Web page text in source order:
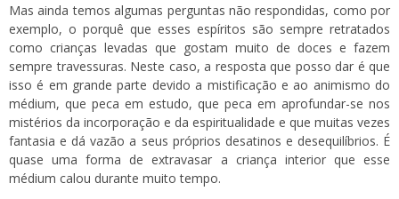
Mas ainda temos algumas perguntas não respondidas, como por
exemplo, o porquê que esses espíritos são sempre retratados
como crianças levadas que gostam muito de doces e fazem
sempre travessuras. Neste caso, a resposta que posso dar é que
isso é em grande parte devido a mistificação e ao animismo do
médium, que peca em estudo, que peca em aprofundar-se nos
mistérios da incorporação e da espiritualidade e que muitas vezes
fantasia e dá vazão a seus próprios desatinos e desequilíbrios. É
quase uma forma de extravasar a criança interior que esse
médium calou durante muito tempo.